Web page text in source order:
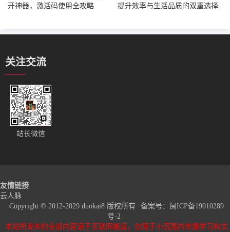
开神器，激活码使用全攻略
提升效率与生活品质的双重选择
关注交流
站长微信
友情链接
云人脉
Copyright © 2012-2029 duokai8 版权所有
备案号： 闽ICP备19010289
号-2
本站所发布的全部内容源于互联网搬运，仅限于小范围内传播学习和文